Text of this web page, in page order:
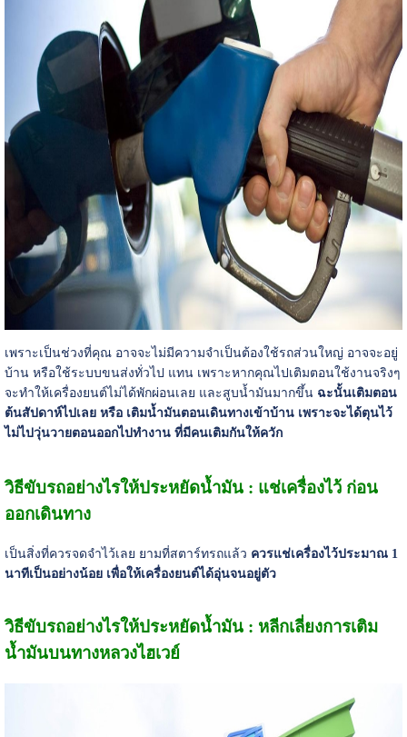
เพราะเป็นช่วงที่คุณ อาจจะไม่มีความจำเป็นต้องใช้รถส่วนใหญ่ อาจจะอยู่
บ้าน หรือใช้ระบบขนส่งทั่วไป แทน เพราะหากคุณไปเติมตอนใช้งานจริงๆ
จะทำให้เครื่องยนต์ไม่ได้พักผ่อนเลย และสูบน้ำมันมากขึ้น ฉะนั้นเติมตอน
ต้นสัปดาห์ไปเลย หรือ เติมน้ำมันตอนเดินทางเข้าบ้าน เพราะจะได้ตุนไว้
ไม่ไปวุ่นวายตอนออกไปทำงาน ที่มีคนเติมกันให้ควัก
วิธีขับรถอย่างไรให้ประหยัดน้ำมัน : แช่เครื่องไว้ ก่อน
ออกเดินทาง
เป็นสิ่งที่ควรจดจำไว้เลย ยามที่สตาร์ทรถแล้ว ควรแช่เครื่องไว้ประมาณ 1
นาทีเป็นอย่างน้อย เพื่อให้เครื่องยนต์ได้อุ่นจนอยู่ตัว
วิธีขับรถอย่างไรให้ประหยัดน้ำมัน : หลีกเลี่ยงการเติม
น้ำมันบนทางหลวงไฮเวย์